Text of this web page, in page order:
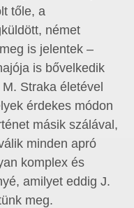
tőle, a
német
is jelentek –
is bővelkedik
Straka életével
érdekes módon
másik szálával,
minden apró
komplex és
amilyet eddig J.
meg.